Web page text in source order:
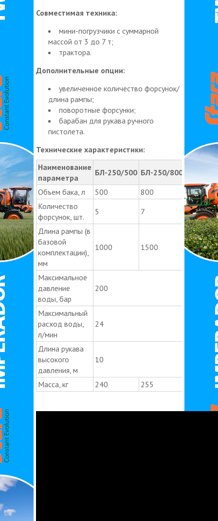
Совместимая техника:
мини-погрузчики с суммарной
массой от 3 до 7 т;
трактора.
Дополнительные опции:
увеличенное количество форсунок/
длина рампы;
поворотные форсунки;
барабан для рукава ручного
пистолета.
Технические характеристики:
Наименование
параметра
БЛ-250/500 БЛ-250/800
Объем бака, л
500
800
Количество
форсунок, шт.
5
7
Длина рампы (в
базовой
комплектации),
мм
1000 1500
Максимальное
давление
воды, бар
200
Максимальный
расход воды,
л/мин
24
Длина рукава
высокого
давления, м
10
Масса, кг 240 255